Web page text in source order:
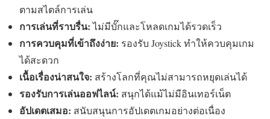
ตามสไตล์การเล่น
การเล่นที่ราบรื่น:ไม่มีบั๊กและโหลดเกมได้รวดเร็ว
การควบคุมที่เข้าถึงง่าย: รองรับ Joystick ทำให้ควบคุมเกม
ได้สะดวก
เนื้อเรื่องน่าสนใจ: สร้างโลกที่คุณไม่สามารถหยุดเล่นได้
รองรับการเล่นออฟไลน์: สนุกได้แม้ไม่มีอินเทอร์เน็ต
อัปเดตเสมอ: สนับสนุนการอัปเดตเกมอย่างต่อเนื่อง